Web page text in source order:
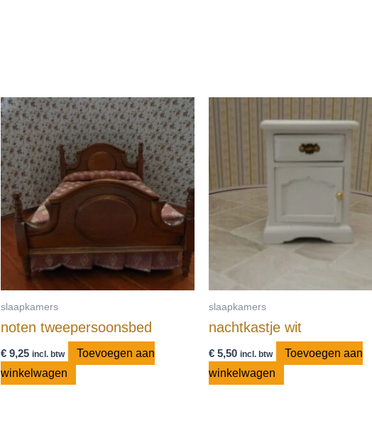
slaapkamers
noten tweepersoonsbed
€ 9,25 incl. btw
Toevoegen aan
winkelwagen
slaapkamers
nachtkastje wit
€5,50 incl. btw
Toevoegen aan
winkelwagen